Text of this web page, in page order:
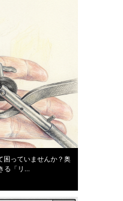
困っていませんか？奥
る「リ...